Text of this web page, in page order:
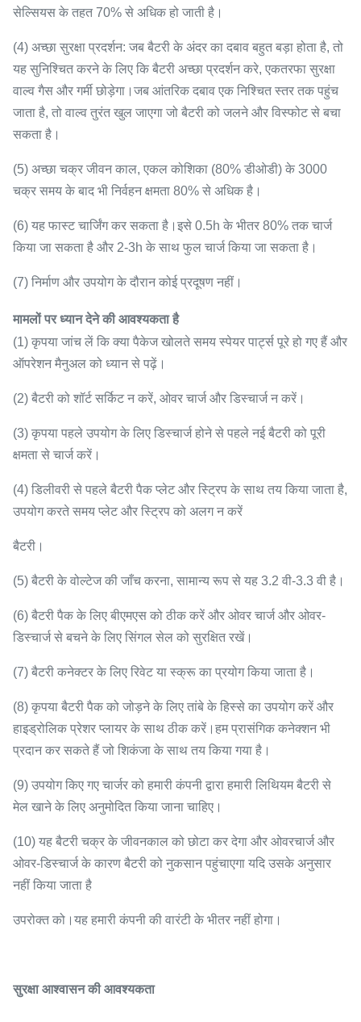
सेल्सियस के तहत 70% से अधिक हो जाती है।
(4) अच्छा सुरक्षा प्रदर्शन: जब बैटरी के अंदर का दबाव बहुत बड़ा होता है, तो
यह सुनिश्चित करने के लिए कि बैटरी अच्छा प्रदर्शन करे, एकतरफा सुरक्षा
वाल्व गैस और गर्मी छोड़ेगा।जब आंतरिक दबाव एक निश्चित स्तर तक पहुंच
जाता है, तो वाल्व तुरंत खुल जाएगा जो बैटरी को जलने और विस्फोट से बचा
सकता है।
(5) अच्छा चक्र जीवन काल, एकल कोशिका (80% डीओडी) के 3000
चक्र समय के बाद भी निर्वहन क्षमता 80% से अधिक है।
(6) यह फास्ट चार्जिंग कर सकता है।इसे 0.5h के भीतर 80% तक चार्ज
किया जा सकता है और 2-3h के साथ फुल चार्ज किया जा सकता है।
(7) निर्माण और उपयोग के दौरान कोई प्रदूषण नहीं।
मामलों पर ध्यान देने की आवश्यकता है
(1) कृपया जांच लें कि क्या पैकेज खोलते समय स्पेयर पार्ट्स पूरे हो गए हैं और
ऑपरेशन मैनुअल को ध्यान से पढ़ें।
(2) बैटरी को शॉर्ट सर्किट न करें, ओवर चार्ज और डिस्चार्ज न करें।
(3) कृपया पहले उपयोग के लिए डिस्चार्ज होने से पहले नई बैटरी को पूरी
क्षमता से चार्ज करें।
(4) डिलीवरी से पहले बैटरी पैक प्लेट और स्ट्रिप के साथ तय किया जाता है,
उपयोग करते समय प्लेट और स्ट्रिप को अलग न करें
बैटरी।
(5) बैटरी के वोल्टेज की जाँच करना, सामान्य रूप से यह 3.2 वी-3.3 वी है।
(6) बैटरी पैक के लिए बीएमएस को ठीक करें और ओवर चार्ज और ओवर-
डिस्चार्ज से बचने के लिए सिंगल सेल को सुरक्षित रखें।
(7) बैटरी कनेक्टर के लिए रिवेट या स्क्रू का प्रयोग किया जाता है।
(8) कृपया बैटरी पैक को जोड़ने के लिए तांबे के हिस्से का उपयोग करें और
हाइड्रोलिक प्रेशर प्लायर के साथ ठीक करें।हम प्रासंगिक कनेक्शन भी
प्रदान कर सकते हैं जो शिकंजा के साथ तय किया गया है।
(9) उपयोग किए गए चार्जर को हमारी कंपनी द्वारा हमारी लिथियम बैटरी से
मेल खाने के लिए अनुमोदित किया जाना चाहिए।
(10) यह बैटरी चक्र के जीवनकाल को छोटा कर देगा और ओवरचार्ज और
ओवर-डिस्चार्ज के कारण बैटरी को नुकसान पहुंचाएगा यदि उसके अनुसार
नहीं किया जाता है
उपरोक्त को।यह हमारी कंपनी की वारंटी के भीतर नहीं होगा।
सुरक्षा आश्वासन की आवश्यकता